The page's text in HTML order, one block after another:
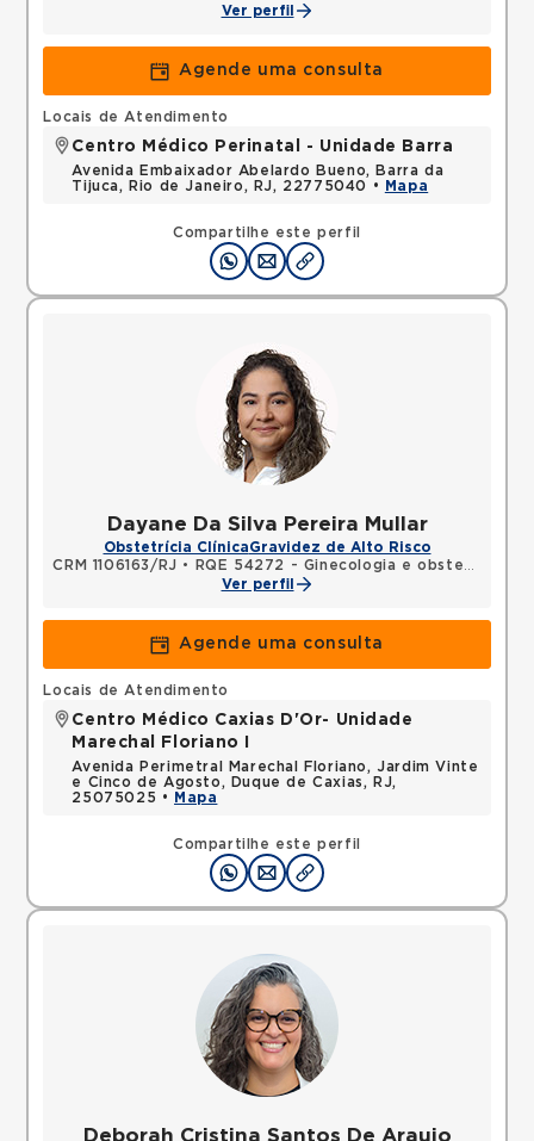
Ver perfil
Agende uma consulta
Compartilhe este perfil
Locais de Atendimento
Centro Médico Perinatal - Unidade Barra
Avenida Embaixador Abelardo Bueno, Barra da
Tijuca, Rio de Janeiro, RJ, 22775040 •
Mapa
Dayane Da Silva Pereira Mullar
Obstetrícia ClínicaGravidez de Alto Risco
CRM 1106163/RJ •
RQE 54272 - Ginecologia e obstetrícia
Ver perfil
Agende uma consulta
Compartilhe este perfil
Locais de Atendimento
Centro Médico Caxias D'Or- Unidade
Marechal Floriano I
Avenida Perimetral Marechal Floriano, Jardim Vinte
e Cinco de Agosto, Duque de Caxias, RJ,
25075025 •
Mapa
Deborah Cristina Santos De Araujo